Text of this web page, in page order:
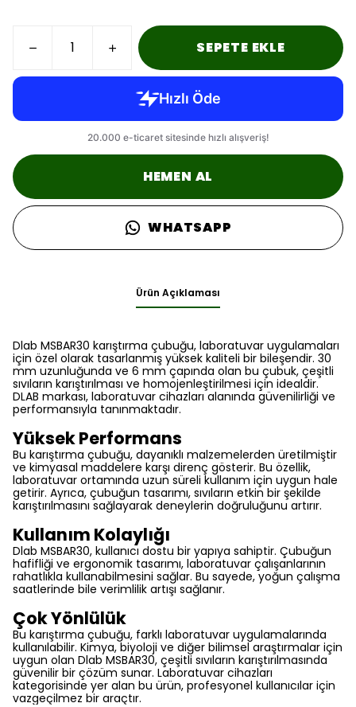
SEPETE EKLE
HEMEN AL
WHATSAPP
Ürün Açıklaması
Dlab MSBAR30 karıştırma çubuğu, laboratuvar uygulamaları
için özel olarak tasarlanmış yüksek kaliteli bir bileşendir. 30
mm uzunluğunda ve 6 mm çapında olan bu çubuk, çeşitli
sıvıların karıştırılması ve homojenleştirilmesi için idealdir.
DLAB markası, laboratuvar cihazları alanında güvenilirliği ve
performansıyla tanınmaktadır.
Yüksek Performans
Bu karıştırma çubuğu, dayanıklı malzemelerden üretilmiştir
ve kimyasal maddelere karşı direnç gösterir. Bu özellik,
laboratuvar ortamında uzun süreli kullanım için uygun hale
getirir. Ayrıca, çubuğun tasarımı, sıvıların etkin bir şekilde
karıştırılmasını sağlayarak deneylerin doğruluğunu artırır.
Kullanım Kolaylığı
Dlab MSBAR30, kullanıcı dostu bir yapıya sahiptir. Çubuğun
hafifliği ve ergonomik tasarımı, laboratuvar çalışanlarının
rahatlıkla kullanabilmesini sağlar. Bu sayede, yoğun çalışma
saatlerinde bile verimlilik artışı sağlanır.
Çok Yönlülük
Bu karıştırma çubuğu, farklı laboratuvar uygulamalarında
kullanılabilir. Kimya, biyoloji ve diğer bilimsel araştırmalar için
uygun olan Dlab MSBAR30, çeşitli sıvıların karıştırılmasında
güvenilir bir çözüm sunar. Laboratuvar cihazları
kategorisinde yer alan bu ürün, profesyonel kullanıcılar için
vazgeçilmez bir araçtır.